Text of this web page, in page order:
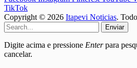
TikTok
Copyright © 2026 Itapevi Noticias.
Enviar
Digite acima e pressione Enterpara
cancelar.